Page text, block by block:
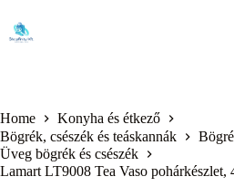
content
Home
Konyha és étkező
Bögrék, csészék és teáskannák
Üveg bögrék és csészék
Lamart LT9008 Tea Vaso pohárkészlet,